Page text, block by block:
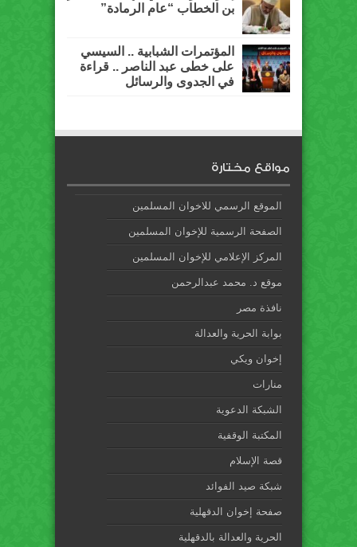
بن الخطاب “عام الرمادة”
المؤتمرات الشبابية .. السيسي
على خطى عبد الناصر .. قراءة
في الجدوى والرسائل
مواقع مختارة
الموقع الرسمي للاخوان المسلمين
الصفحة الرسمية للإخوان المسلمين
المركز الإعلامي للإخوان المسلمين
موقع د. محمد عبدالرحمن
نافذة مصر
بوابة الحرية والعدالة
إخوان ويكي
منارات
الشبكة الدعوية
المكتبة الوقفية
قصة الإسلام
شبكة صيد الفوائد
صفحة إخوان الدقهلية
الحرية والعدالة بالدقهلية